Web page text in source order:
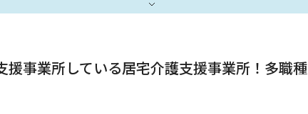
1 / 1
援事業所している居宅介護支援事業所！多職種